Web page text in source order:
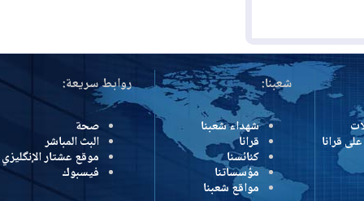
شعبنا:
شهداء شعبنا
قرانا
كنائسنا
مؤسساتنا
مواقع شعبنا
روابط سريعة:
صحة
البث المباشر
موقع عشتار الإنگليزي
فيسبوك